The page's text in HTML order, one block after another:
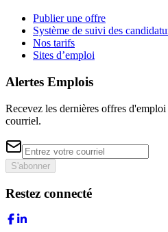
Publier une offre
Système de suivi des
Nos tarifs
Sites d’emploi
Alertes Emplois
Recevez les dernières offres
courriel.
S'abonner
Restez connecté